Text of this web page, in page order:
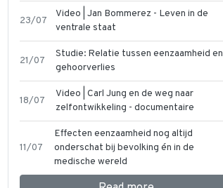
23/07
Video | Jan Bommerez - Leven in de
ventrale staat
21/07
Studie: Relatie tussen eenzaamheid en
gehoorverlies
18/07
Video | Carl Jung en de weg naar
zelfontwikkeling - documentaire
11/07
Effecten eenzaamheid nog altijd
onderschat bij bevolking én in de
medische wereld